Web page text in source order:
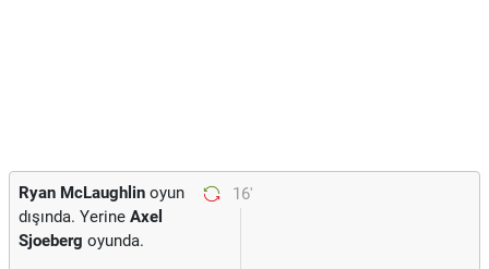
16'
Ryan McLaughlin oyun
dışında. Yerine Axel
Sjoeberg oyunda.